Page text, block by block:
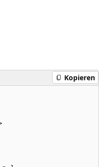
Kopieren